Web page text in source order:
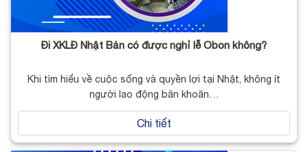
Đi XKLĐ Nhật Bản có được nghỉ lễ Obon không?
Khi tìm hiểu về cuộc sống và quyền lợi tại Nhật, không ít
người lao động băn khoăn…
Chi tiết